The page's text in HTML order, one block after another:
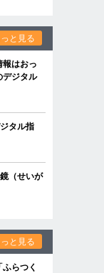
っと見る
報はおっ
ジタル
タル指
（せいが
っと見る
らつく